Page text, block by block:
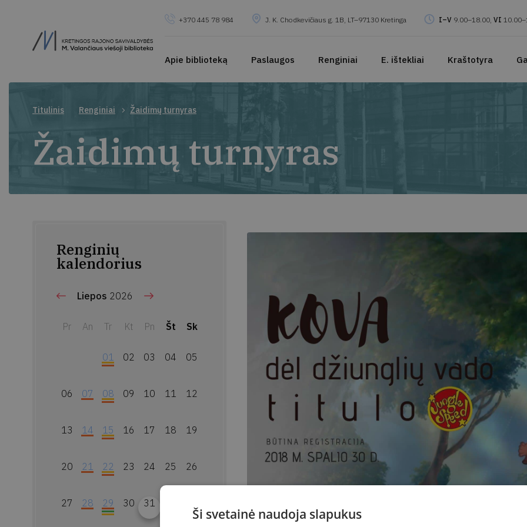
+370 445 78 984 J. K. Chodkevičiaus g. 1B, LT–97130 Kretinga I–V 9.00–18.00, VI
Apie biblioteką Paslaugos Renginiai E. ištekliai Kraštotyra
Titulinis Renginiai Žaidimų turnyras
Žaidimų turnyras
Renginių
kalendorius
Liepos 2026
Pr An Tr Kt Pn Št Sk
01 02 03 04 05
06 07 08 09 10 11 12
13 14 15 16 17 18 19
20 21 22 23 24 25 26
27 28 29 30 31
Ši svetainė naudoja slapukus